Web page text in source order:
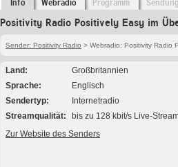
Info Webradio Programm
Positivity Radio Positively Easy im
Sender: Positivity Radio > Webradio: Positivity Radio
Land
Großbritannien
Sprache
Englisch
Sendertyp
Internetradio
Streamqualität
bis zu 128 kbit/s Live-
Zur Website des Senders